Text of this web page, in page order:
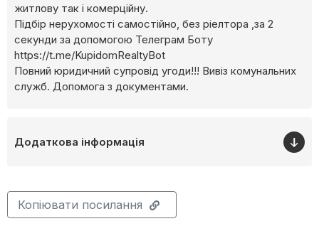
житлову так і комерційну.
Підбір нерухомості самостійно, без ріелтора ,за 2
секунди за допомогою Телеграм Боту
https://t.me/KupidomRealtyBot
Повний юридичний супровід угоди!!! Вивіз комунальних
служб. Допомога з документами.
Додаткова інформація
Копіювати посилання